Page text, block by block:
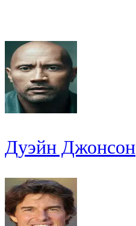
Дуэйн Джонсон